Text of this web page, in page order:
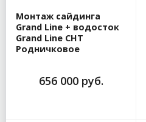
Монтаж сайдинга
Grand Line + водосток
Grand Line СНТ
Родничковое
656 000 руб.